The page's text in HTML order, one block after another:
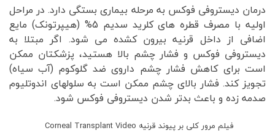
درمان دیستروفی فوکس به مرحله بیماری بستگی دارد. در مراحل
اولیه با مصرف قطره های کلرید سدیم 5% (هیپرتونک) مایع
اضافی از داخل قرنیه بیرون کشده می شود. اگر مبتلا به
دیستروفی فوکس و فشار چشم بالا هستید، پزشکتان ممکن
است برای کاهش فشار چشم داروی ضد گلوکوم (آب سیاه)
تجویز کند. فشار بالای چشم ممکن است به سلولهای اندوتلیوم
صدمه زده و باعث بدتر شدن دیستروفی فوکس شود.
فیلم مرور کلی بر پیوند قرنیه Corneal Transplant Video